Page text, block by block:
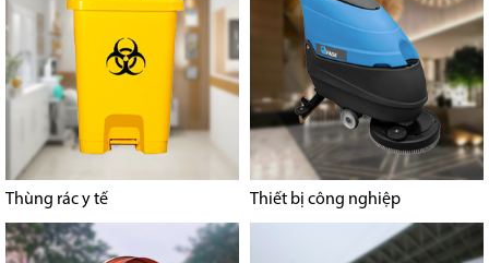
Thùng rác y tế Thiết bị công nghiệp